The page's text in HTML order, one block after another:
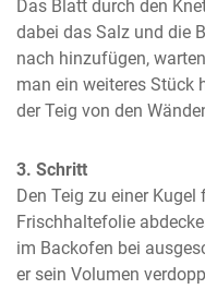
Das Blatt durch den
dabei das Salz und die
nach hinzufügen,
man ein weiteres Stück
der Teig von den
3. Schritt
Den Teig zu einer
Frischhaltefolie
im Backofen bei
er sein Volumen